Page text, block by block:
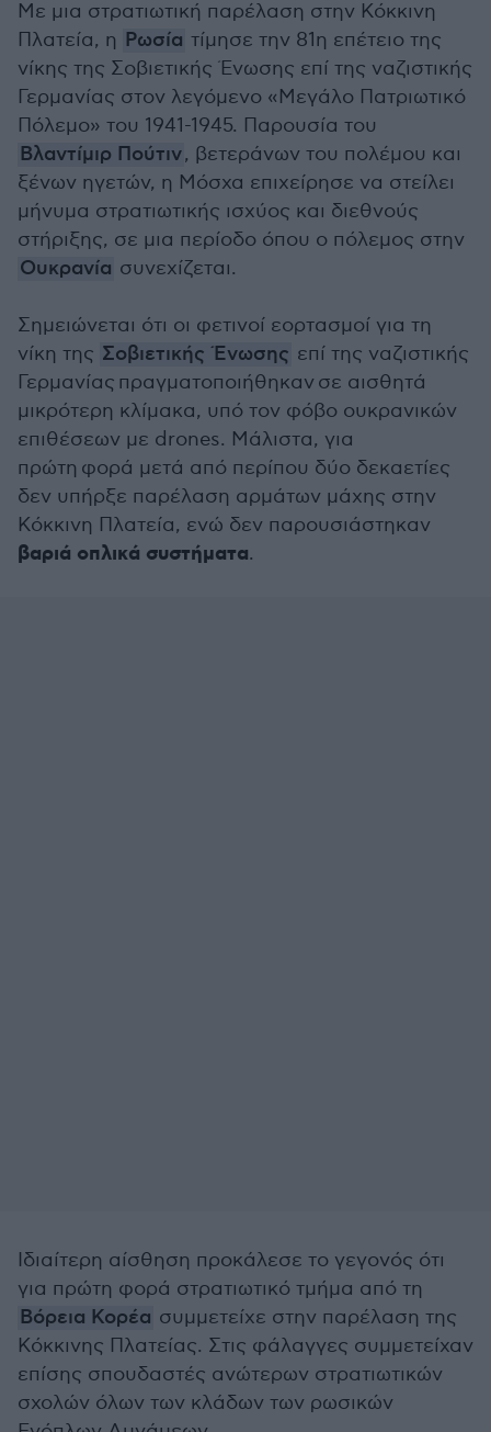
Με μια στρατιωτική παρέλαση στην Κόκκινη
Πλατεία, η Ρωσία τίμησε την 81η επέτειο της
νίκης της Σοβιετικής Ένωσης επί της ναζιστικής
Γερμανίας στον λεγόμενο «Μεγάλο Πατριωτικό
Πόλεμο» του 1941-1945. Παρουσία του
Βλαντίμιρ Πούτιν, βετεράνων του πολέμου και
ξένων ηγετών, η Μόσχα επιχείρησε να στείλει
μήνυμα στρατιωτικής ισχύος και διεθνούς
στήριξης, σε μια περίοδο όπου ο πόλεμος στην
Ουκρανία συνεχίζεται.
Σημειώνεται ότι οι φετινοί εορτασμοί για τη
νίκη της Σοβιετικής Ένωσης επί της ναζιστικής
Γερμανίας πραγματοποιήθηκαν σε αισθητά
μικρότερη κλίμακα, υπό τον φόβο ουκρανικών
επιθέσεων με drones. Μάλιστα, για
πρώτη φορά μετά από περίπου δύο δεκαετίες
δεν υπήρξε παρέλαση αρμάτων μάχης στην
Κόκκινη Πλατεία, ενώ δεν παρουσιάστηκαν
βαριά οπλικά συστήματα.
Ιδιαίτερη αίσθηση προκάλεσε το γεγονός ότι
για πρώτη φορά στρατιωτικό τμήμα από τη
Βόρεια Κορέα συμμετείχε στην παρέλαση της
Κόκκινης Πλατείας. Στις φάλαγγες συμμετείχαν
επίσης σπουδαστές ανώτερων στρατιωτικών
σχολών όλων των κλάδων των ρωσικών